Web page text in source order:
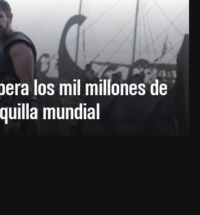
los mil millones de
mundial